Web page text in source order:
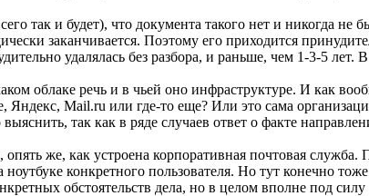
так и будет), что документа такого нет и никогда
заканчивается. Поэтому его приходится
удалялась без разбора, и раньше, чем 1-3-5
облаке речь и в чьей оно инфраструктуре. И как
Mail.ru или где-то еще? Или это сама
так как в ряде случаев ответ о факте
же, как устроена корпоративная почтовая
конкретного пользователя. Но тут конечно
обстоятельств дела, но в целом вполне под